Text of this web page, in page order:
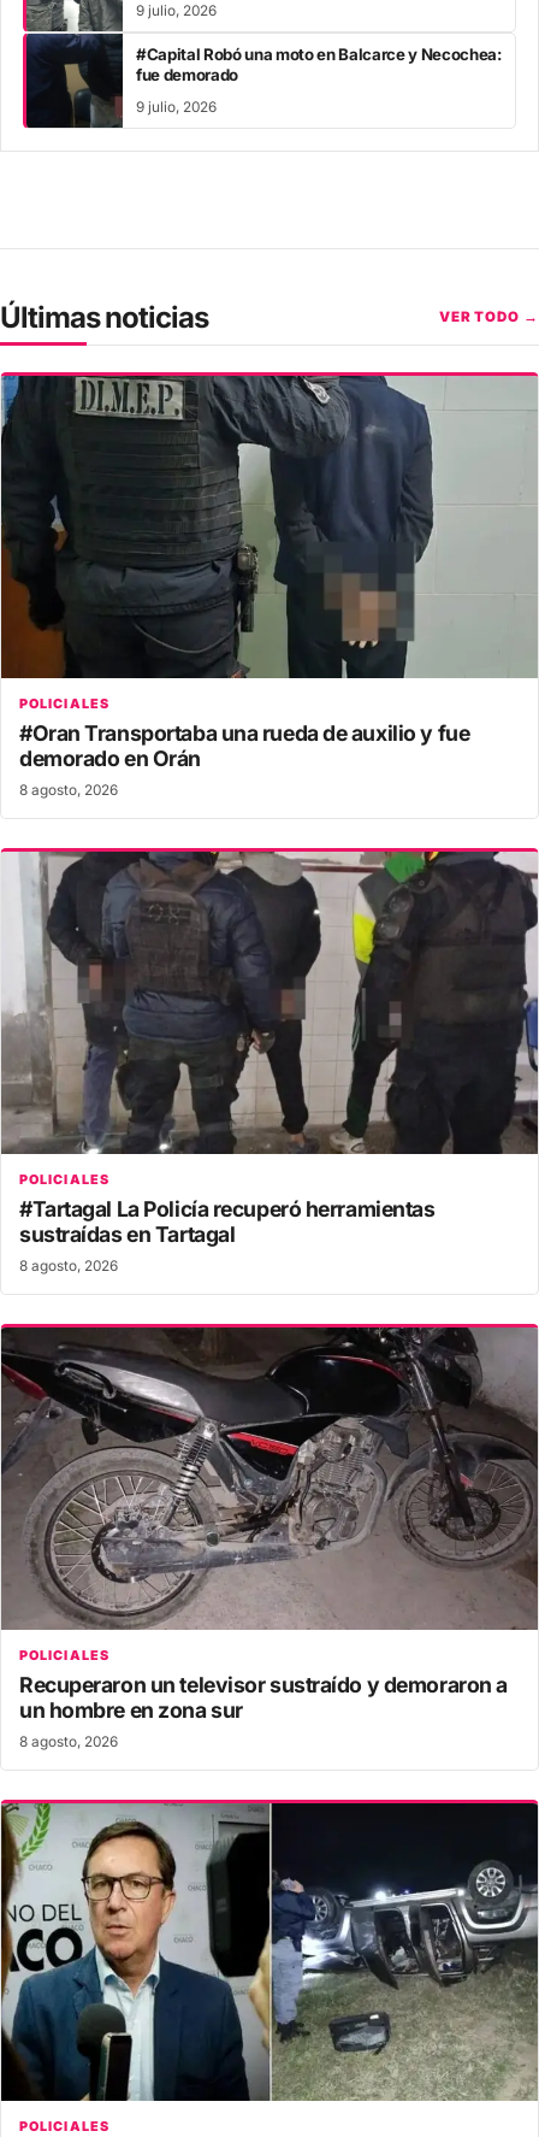
9 julio, 2026
#Capital Robó una moto en Balcarce y Necochea:
fue demorado
9 julio, 2026
Últimas noticias VER TODO →
POLICIALES
#Oran Transportaba una rueda de auxilio y fue
demorado en Orán
8 agosto, 2026
POLICIALES
#Tartagal La Policía recuperó herramientas
sustraídas en Tartagal
8 agosto, 2026
POLICIALES
Recuperaron un televisor sustraído y demoraron a
un hombre en zona sur
8 agosto, 2026
POLICIALES